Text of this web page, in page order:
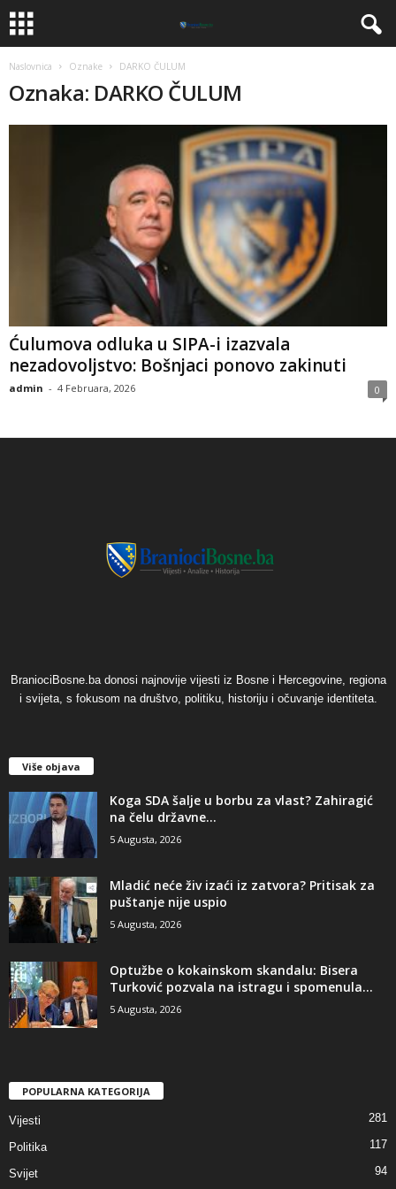
Naslovnica Oznake DARKO ČULUM
Oznaka: DARKO ČULUM
Ćulumova odluka u SIPA-i izazvala
nezadovoljstvo: Bošnjaci ponovo zakinuti
admin - 4 Februara, 2026 0
BraniociBosne.ba donosi najnovije vijesti iz Bosne i Hercegovine, regiona
i svijeta, s fokusom na društvo, politiku, historiju i očuvanje identiteta.
Više objava
​Koga SDA šalje u borbu za vlast? Zahiragić
na čelu državne...
5 Augusta, 2026
​Mladić neće živ izaći iz zatvora? Pritisak za
puštanje nije uspio
5 Augusta, 2026
​Optužbe o kokainskom skandalu: Bisera
Turković pozvala na istragu i spomenula...
5 Augusta, 2026
POPULARNA KATEGORIJA
Vijesti 281
Politika 117
Svijet 94